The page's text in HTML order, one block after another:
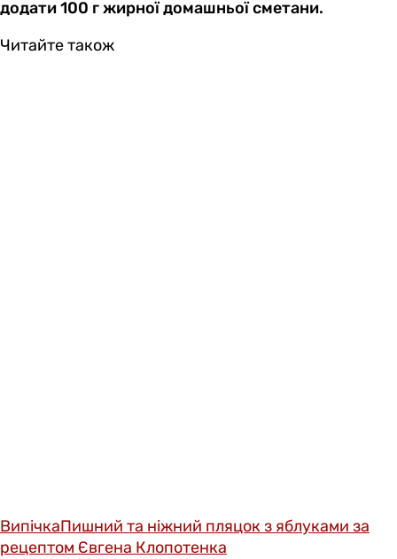
додати 100 г жирної домашньої сметани.
Читайте також
ВипічкаПишний та ніжний пляцок з яблуками за
рецептом Євгена Клопотенка